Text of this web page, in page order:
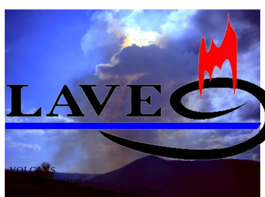
VOLCANS
/ Activité volcanique
ssociation V olcanologiqueEuropéenne